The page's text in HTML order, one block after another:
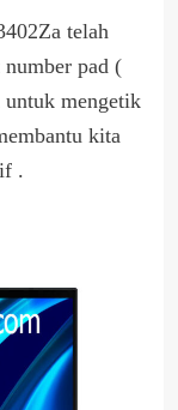
telah
number pad (
untuk mengetik
kita
.